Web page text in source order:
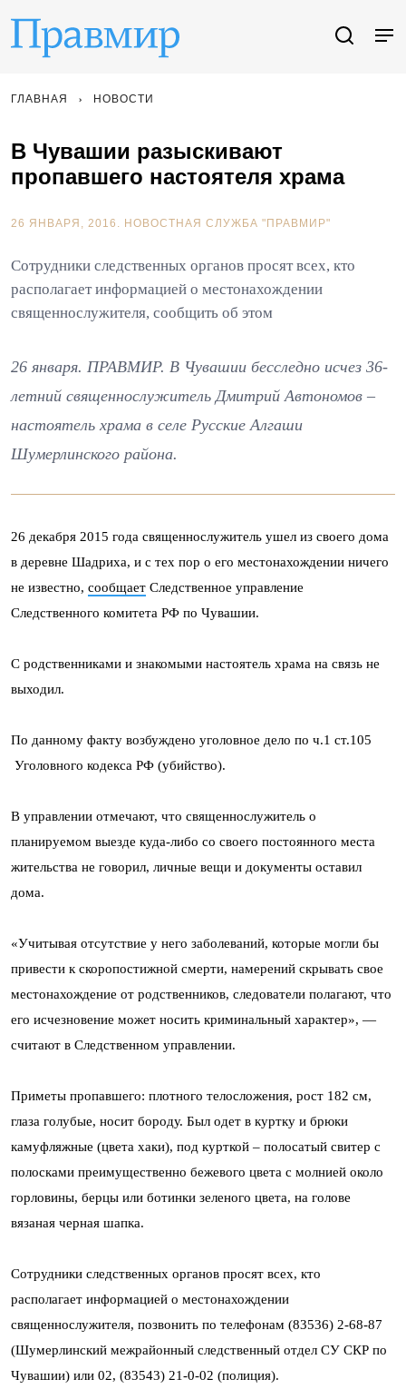
ГЛАВНАЯ НОВОСТИ
В Чувашии разыскивают
пропавшего настоятеля храма
26 ЯНВАРЯ, 2016. НОВОСТНАЯ СЛУЖБА "ПРАВМИР"
Сотрудники следственных органов просят всех, кто
располагает информацией о местонахождении
священнослужителя, сообщить об этом
26 января. ПРАВМИР. В Чувашии бесследно исчез 36-
летний священнослужитель Дмитрий Автономов –
настоятель храма в селе Русские Алгаши
Шумерлинского района.
26 декабря 2015 года священнослужитель ушел из своего дома
в деревне Шадриха, и с тех пор о его местонахождении ничего
не известно, сообщает Следственное управление
Следственного комитета РФ по Чувашии.
С родственниками и знакомыми настоятель храма на связь не
выходил.
По данному факту возбуждено уголовное дело по ч.1 ст.105
Уголовного кодекса РФ (убийство).
В управлении отмечают, что священнослужитель о
планируемом выезде куда-либо со своего постоянного места
жительства не говорил, личные вещи и документы оставил
дома.
«Учитывая отсутствие у него заболеваний, которые могли бы
привести к скоропостижной смерти, намерений скрывать свое
местонахождение от родственников, следователи полагают, что
его исчезновение может носить криминальный характер», —
считают в Следственном управлении.
Приметы пропавшего: плотного телосложения, рост 182 см,
глаза голубые, носит бороду. Был одет в куртку и брюки
камуфляжные (цвета хаки), под курткой – полосатый свитер с
полосками преимущественно бежевого цвета с молнией около
горловины, берцы или ботинки зеленого цвета, на голове
вязаная черная шапка.
Сотрудники следственных органов просят всех, кто
располагает информацией о местонахождении
священнослужителя, позвонить по телефонам (83536) 2-68-87
(Шумерлинский межрайонный следственный отдел СУ СКР по
Чувашии) или 02, (83543) 21-0-02 (полиция).